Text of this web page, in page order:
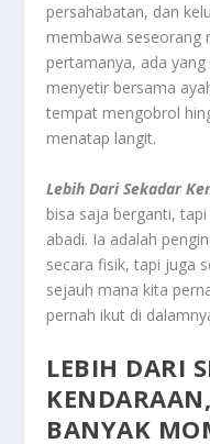
persahabatan, dan
membawa seseorang
pertamanya, ada
menyetir bersama
tempat mengobrol
menatap langit.
Lebih Dari Sekadar
bisa saja berganti,
abadi. Ia adalah
secara fisik, tapi juga
sejauh mana kita
pernah ikut di
LEBIH DARI
BANYAK